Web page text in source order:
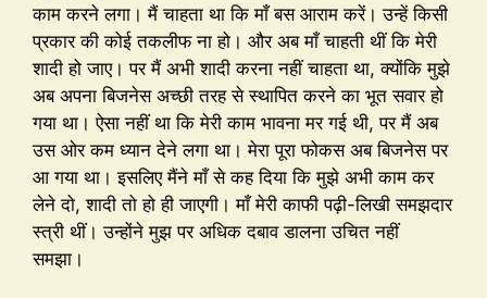
काम करने लगा। मैं चाहता था कि माँ बस आराम करें। उन्हें किसी
प्रकार की कोई तकलीफ ना हो। और अब माँ चाहती थीं कि मेरी
शादी हो जाए। पर मैं अभी शादी करना नहीं चाहता था, क्योंकि मुझे
अब अपना बिजनेस अच्छी तरह से स्थापित करने का भूत सवार हो
गया था। ऐसा नहीं था कि मेरी काम भावना मर गई थी, पर मैं अब
उस ओर कम ध्यान देने लगा था। मेरा पूरा फोकस अब बिजनेस पर
आ गया था। इसलिए मैंने माँ से कह दिया कि मुझे अभी काम कर
लेने दो, शादी तो हो ही जाएगी। माँ मेरी काफी पढ़ी-लिखी समझदार
स्त्री थीं। उन्होंने मुझ पर अधिक दबाव डालना उचित नहीं
समझा।